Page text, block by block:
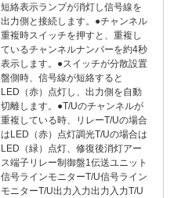
短絡表示ランプが消灯し信号線を
出力側と接続します。●チャンネル
重複時スイッチを押すと、重複し
ているチャンネルナンバーを約4秒
表示します。●スイッチが分散設置
盤側時、信号線が短絡すると
LED（赤）点灯し、出力側を自動
切離します。●T/Uのチャンネルが
重複している時、リレーT/Uの場合
はLED（赤）点灯調光T/Uの場合は
LED（緑）点灯、修復後消灯アー
ス端子リレー制御盤1伝送ユニット
信号ラインモニターT/U信号ライン
モニターT/U出力入力出力入力T/U